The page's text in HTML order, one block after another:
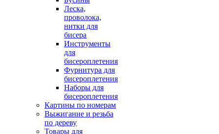
Леска,
проволока,
нитки для
бисера
Инструменты
для
бисероплетения
Фурнитура для
бисероплетения
Наборы для
бисероплетения
Картины по номерам
Выжигание и резьба
по дереву
Товары для